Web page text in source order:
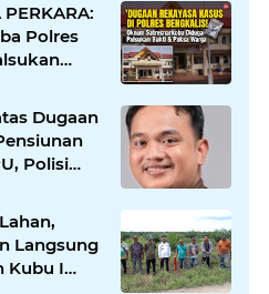
PERKARA:
Polres
Dugaan
Polisi
Langsung
Kubu I